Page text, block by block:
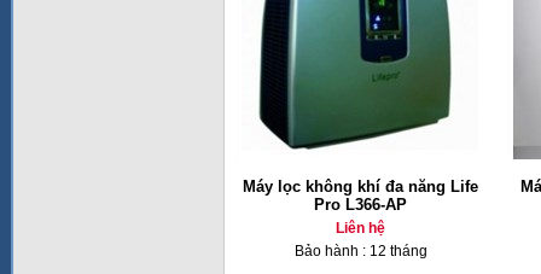
Máy lọc không khí đa năng Life
Pro L366-AP
Liên hệ
Bảo hành : 12 tháng